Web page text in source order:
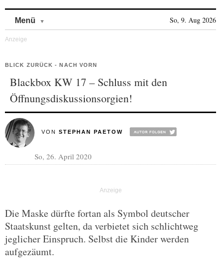
Menü So, 9. Aug 2026
BLICK ZURÜCK - NACH VORN
Blackbox KW 17 – Schluss mit den
Öffnungsdiskussionsorgien!
VON STEPHAN PAETOW
So, 26. April 2020
Die Maske dürfte fortan als Symbol deutscher
Staatskunst gelten, da verbietet sich schlichtweg
jeglicher Einspruch. Selbst die Kinder werden
aufgezäumt.